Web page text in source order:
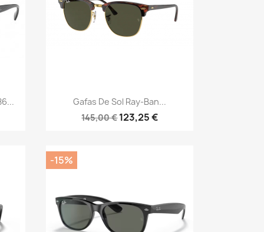
Vista rápida
Gafas De Sol Ray-Ban...
145,00 €123,25 €
-15%